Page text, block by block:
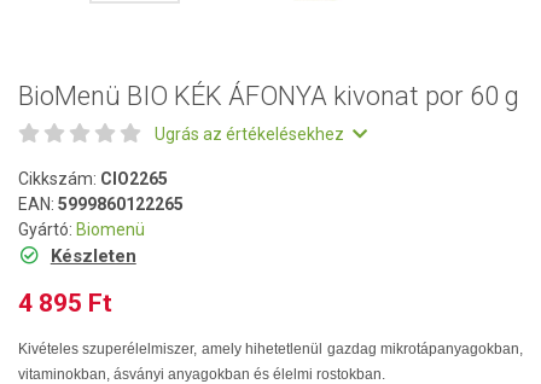
BioMenü BIO KÉK ÁFONYA kivonat por 60 g
Ugrás az értékelésekhez
Cikkszám: CIO2265
EAN: 5999860122265
Gyártó: Biomenü
Készleten
4 895 Ft
Kivételes szuperélelmiszer, amely hihetetlenül gazdag mikrotápanyagokban,
vitaminokban, ásványi anyagokban és élelmi rostokban.